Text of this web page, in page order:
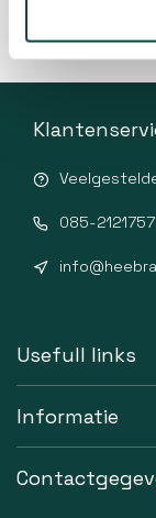
085-2121757
Usefull links
Informatie